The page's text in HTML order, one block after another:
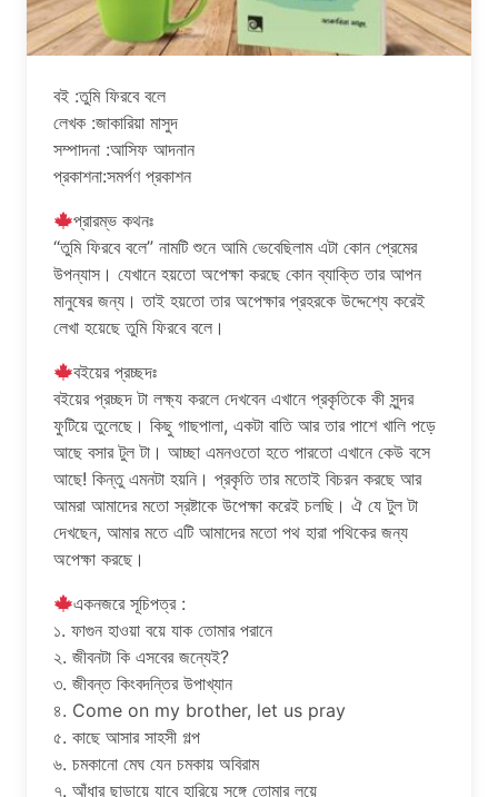
ব‌ই :তুমি ফিরবে বলে
লেখক :জাকারিয়া মাসুদ
সম্পাদনা :আসিফ আদনান
প্রকাশনা:সমর্পণ প্রকাশন
প্রারম্ভ কথনঃ
“তুমি ফিরবে বলে” নামটি শুনে আমি ভেবেছিলাম এটা কোন প্রেমের
উপন্যাস। যেখানে হয়তো অপেক্ষা করছে কোন ব্যাক্তি তার আপন
মানুষের জন্য। তাই হয়তো তার অপেক্ষার প্রহরকে উদ্দেশ্যে করেই
লেখা হয়েছে তুমি ফিরবে বলে।
ব‌ইয়ের প্রচ্ছদঃ
ব‌ইয়ের প্রচ্ছদ টা লক্ষ্য করলে দেখবেন এখানে প্রকৃতিকে কী সুন্দর
ফুটিয়ে তুলেছে। কিছু গাছপালা, একটা বাতি আর তার পাশে খালি পড়ে
আছে বসার টুল টা। আচ্ছা এমন‌ওতো হতে পারতো এখানে কেউ বসে
আছে! কিন্তু এমনটা হয়নি। প্রকৃতি তার মতোই বিচরন করছে আর
আমরা আমাদের মতো স্রষ্টাকে উপেক্ষা করেই চলছি। ঐ যে টুল টা
দেখছেন, আমার মতে এটি আমাদের মতো পথ হারা পথিকের জন্য
অপেক্ষা করছে।
একনজরে সূচিপত্র :
১. ফাগুন হাওয়া বয়ে যাক তোমার পরানে
২. জীবনটা কি এসবের জন্যেই?
৩. জীবন্ত কিংবদন্তির উপাখ্যান
৪. Come on my brother, let us pray
৫. কাছে আসার সাহসী গল্প
৬. চমকানো মেঘ যেন চমকায় অবিরাম
৭. আঁধার ছাড়ায়ে যাবে হারিয়ে সঙ্গে তোমার লয়ে